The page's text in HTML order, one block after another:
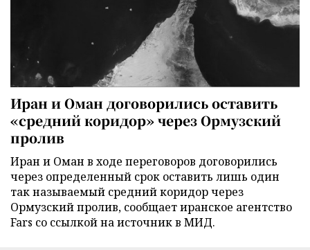
Иран и Оман договорились оставить
«средний коридор» через Ормузский
пролив
Иран и Оман в ходе переговоров договорились
через определенный срок оставить лишь один
так называемый средний коридор через
Ормузский пролив, сообщает иранское агентство
Fars со ссылкой на источник в МИД.